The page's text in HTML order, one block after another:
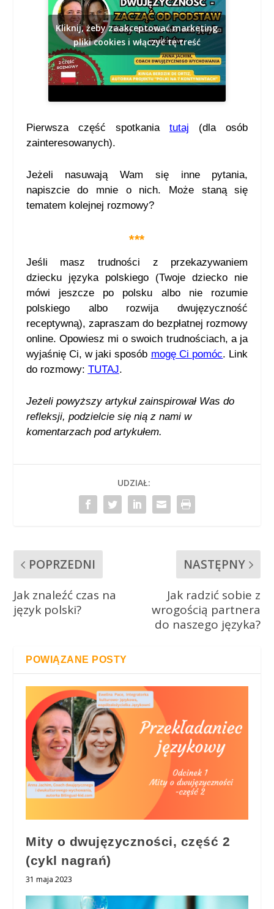
Kliknij, żeby zaakceptować marketing
pliki cookies i włączyć tę treść
Pierwsza część spotkaniatutaj (dla osób
zainteresowanych).
Jeżeli nasuwają Wam się inne pytania,
napiszcie do mnie o nich. Może staną się
tematem kolejnej rozmowy?
***
Jeśli masz trudności z przekazywaniem
dziecku języka polskiego (Twoje dziecko nie
mówi jeszcze po polsku albo nie rozumie
polskiego albo rozwija dwujęzyczność
receptywną), zapraszam do bezpłatnej rozmowy
online. Opowiesz mi o swoich trudnościach, a ja
wyjaśnię Ci, w jaki sposób mogę Ci pomóc. Link
do rozmowy: TUTAJ.
Jeżeli powyższy artykuł zainspirował Was do
refleksji, podzielcie się nią z nami w
komentarzach pod artykułem.
UDZIAŁ:
POPRZEDNI
Jak znaleźć czas na
język polski?
NASTĘPNY
Jak radzić sobie z
wrogością partnera
do naszego języka?
POWIĄZANE POSTY
Mity o dwujęzyczności, część 2
(cykl nagrań)
31 maja 2023